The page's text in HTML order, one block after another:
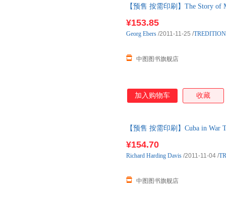
【预售 按需印刷】The Story of
¥153.85
中图图书旗舰店
Georg Ebers /2011-11-25 /
加入购物车 收藏
【预售 按需印刷】Cuba in War
¥154.70
中图图书旗舰店
Richard Harding Davis /2011-11-04 /